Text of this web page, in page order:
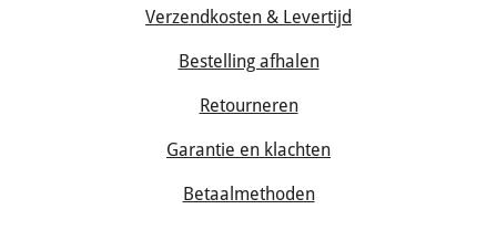
Verzendkosten & Levertijd
Bestelling afhalen
Retourneren
Garantie en klachten
Betaalmethoden